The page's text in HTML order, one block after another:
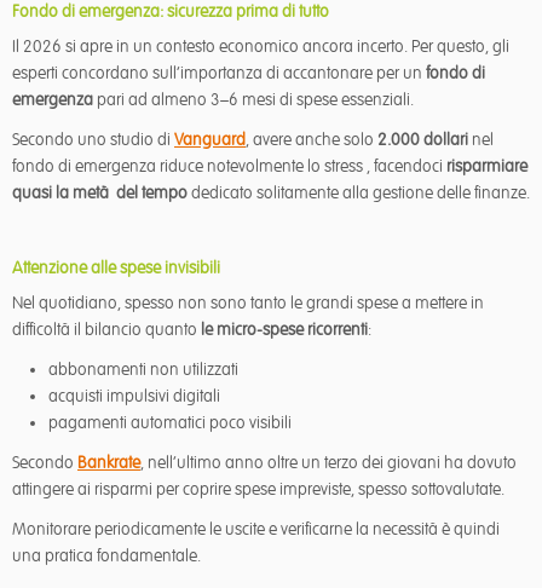
Fondo di emergenza: sicurezza prima di tutto
Il 2026 si apre in un contesto economico ancora incerto. Per questo, gli
esperti concordano sull’importanza di accantonare per un fondo di
emergenza pari ad almeno 3–6 mesi di spese essenziali.
Secondo uno studio di Vanguard, avere anche solo 2.000 dollari nel
fondo di emergenza riduce notevolmente lo stress , facendoci risparmiare
quasi la metà del tempodedicato solitamente alla gestione delle finanze.
Attenzione alle spese invisibili
Nel quotidiano, spesso non sono tanto le grandi spese a mettere in
difficoltà il bilancio quanto le micro-spese ricorrenti:
abbonamenti non utilizzati
acquisti impulsivi digitali
pagamenti automatici poco visibili
Secondo Bankrate, nell’ultimo anno oltre un terzo dei giovani ha dovuto
attingere ai risparmi per coprire spese impreviste, spesso sottovalutate.
Monitorare periodicamente le uscite e verificarne la necessità è quindi
una pratica fondamentale.